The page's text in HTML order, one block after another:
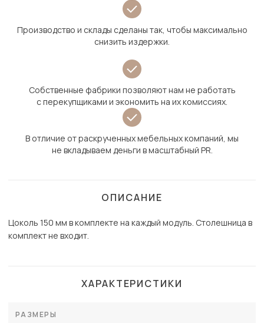
Производство и склады сделаны так, чтобы максимально
снизить издержки.
Собственные фабрики позволяют нам не работать
с перекупщиками и экономить на их комиссиях.
В отличие от раскрученных мебельных компаний, мы
не вкладываем деньги в масштабный PR.
ОПИСАНИЕ
Цоколь 150 мм в комплекте на каждый модуль. Столешница в
комплект не входит.
ХАРАКТЕРИСТИКИ
РАЗМЕРЫ